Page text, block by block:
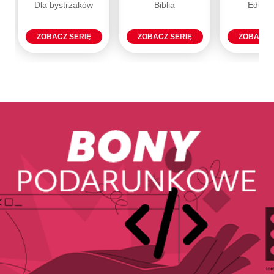
Dla bystrzaków
ZOBACZ SERIĘ
Biblia
ZOBACZ SERIĘ ZOBACZ